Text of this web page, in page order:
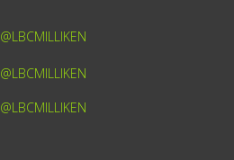
@LBCMILLIKEN
@LBCMILLIKEN
@LBCMILLIKEN